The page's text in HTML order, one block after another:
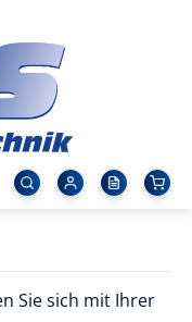
Sie sich mit Ihrer